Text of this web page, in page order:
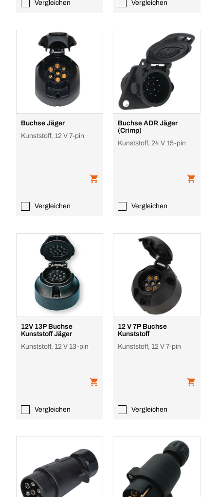
Vergleichen Vergleichen
Buchse Jäger
Kunststoff, 12 V 7-pin
Vergleichen
Buchse ADR Jäger
(Crimp)
Kunststoff, 24 V 15-pin
Vergleichen
12V 13P Buchse
Kunststoff Jäger
Kunststoff, 12 V 13-pin
Vergleichen
12 V 7P Buchse
Kunststoff
Kunststoff, 12 V 7-pin
Vergleichen